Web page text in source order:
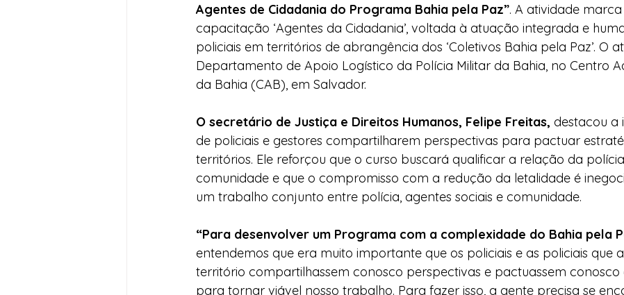
Agentes de Cidadania do Programa Bahia pela Paz”. A atividade
capacitação ‘Agentes da Cidadania’, voltada à atuação integrada e
policiais em territórios de abrangência dos ‘Coletivos Bahia pela Paz’. O
Departamento de Apoio Logístico da Polícia Militar da Bahia, no Centro
da Bahia (CAB), em Salvador.
O secretário de Justiça e Direitos Humanos, Felipe Freitas, destacou a
de policiais e gestores compartilharem perspectivas para pactuar
territórios. Ele reforçou que o curso buscará qualificar a relação da
comunidade e que o compromisso com a redução da letalidade é
um trabalho conjunto entre polícia, agentes sociais e comunidade.
“Para desenvolver um Programa com a complexidade do Bahia pela
entendemos que era muito importante que os policiais e as policiais que
território compartilhassem conosco perspectivas e pactuassem conosco
para tornar viável nosso trabalho. Para fazer isso, a gente precisa se